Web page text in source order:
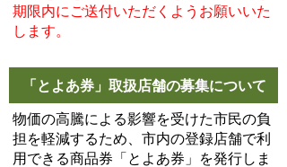
期限内にご送付いただくようお願いいた
します。
「とよあ券」取扱店舗の募集について
物価の高騰による影響を受けた市民の負
担を軽減するため、市内の登録店舗で利
用できる商品券「とよあ券」を発行しま